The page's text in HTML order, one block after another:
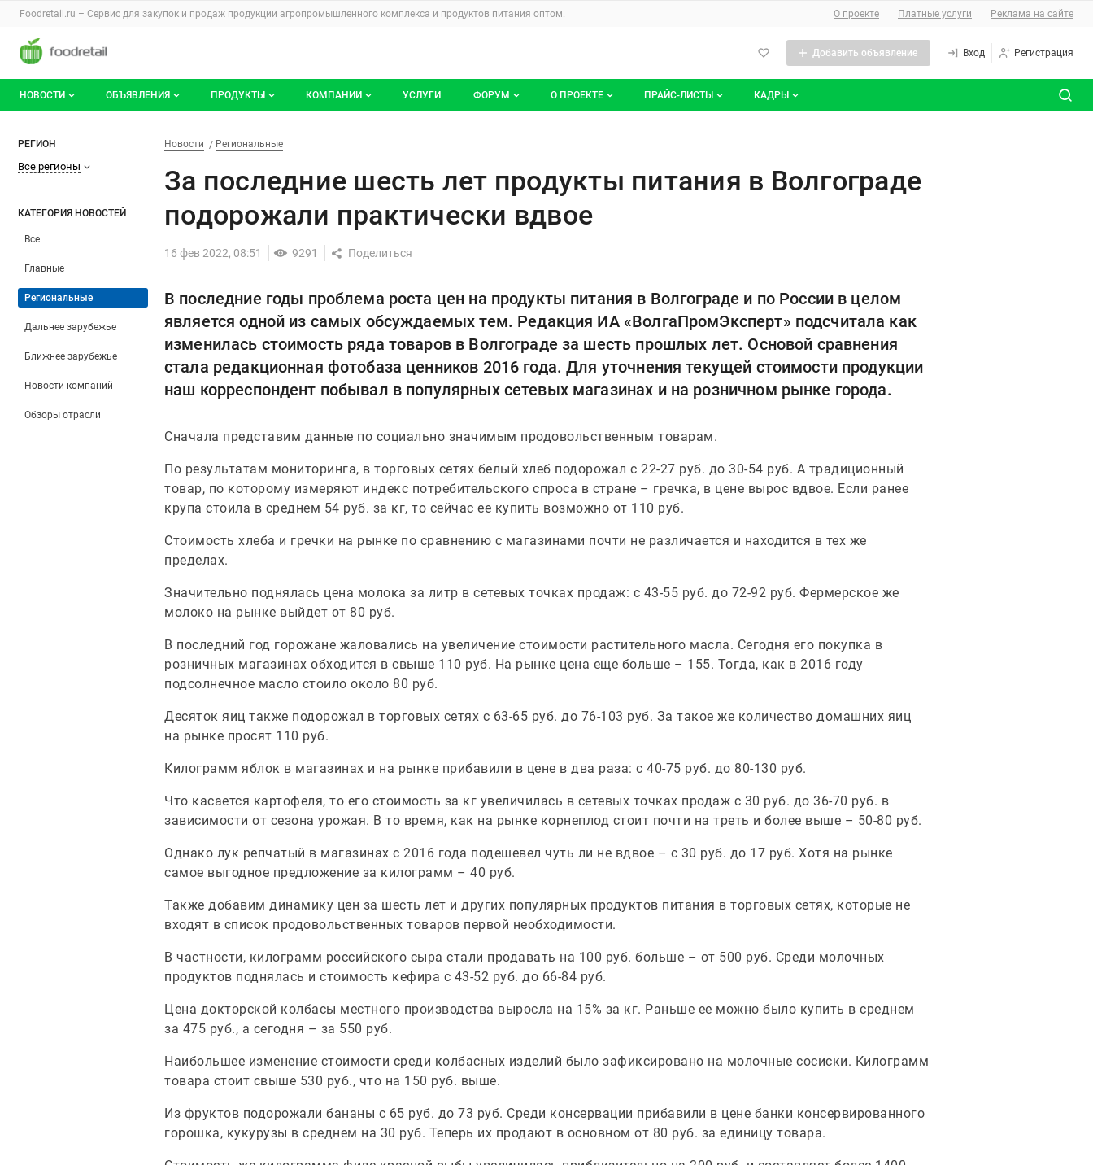
Раздел навигации по сайту foodretail.ru
Foodretail.ru – Сервис для закупок и продаж продукции агропромышленного комплекса и продуктов питания оптом. О сайте
О проекте Платные услуги Реклама на сайте
Авторизация и меню пользователя
Добавить объявление Вход Регистрация
Навигация по разделам сайта foodretail.ru
НОВОСТИ
Документы
ОБЪЯВЛЕНИЯ ПРОДУКТЫ КОМПАНИИ УСЛУГИ ФОРУМ
С моим участием
О ПРОЕКТЕ
О проекте
Реклама на сайте
ПРАЙС-ЛИСТЫ КАДРЫ
За последние шесть лет продукты питания в Волгограде подорожали практически вдвое
Фильтры
РЕГИОН
Все регионы
КАТЕГОРИЯ НОВОСТЕЙ
Все
Главные
Региональные
Дальнее зарубежье
Ближнее зарубежье
Новости компаний
Обзоры отрасли
Новости
Разделы
Новости Региональные
За последние шесть лет продукты питания в Волгограде
подорожали практически вдвое
16 фев 2022, 08:51 9291
В последние годы проблема роста цен на продукты питания в Волгограде и по России в целом
является одной из самых обсуждаемых тем. Редакция ИА «ВолгаПромЭксперт» подсчитала как
изменилась стоимость ряда товаров в Волгограде за шесть прошлых лет. Основой сравнения
стала редакционная фотобаза ценников 2016 года. Для уточнения текущей стоимости продукции
наш корреспондент побывал в популярных сетевых магазинах и на розничном рынке города.
Сначала представим данные по социально значимым продовольственным товарам.
По результатам мониторинга, в торговых сетях белый хлеб подорожал с 22-27 руб. до 30-54 руб. А традиционный
товар, по которому измеряют индекс потребительского спроса в стране – гречка, в цене вырос вдвое. Если ранее
крупа стоила в среднем 54 руб. за кг, то сейчас ее купить возможно от 110 руб.
Стоимость хлеба и гречки на рынке по сравнению с магазинами почти не различается и находится в тех же
пределах.
Значительно поднялась цена молока за литр в сетевых точках продаж: с 43-55 руб. до 72-92 руб. Фермерское же
молоко на рынке выйдет от 80 руб.
В последний год горожане жаловались на увеличение стоимости растительного масла. Сегодня его покупка в
розничных магазинах обходится в свыше 110 руб. На рынке цена еще больше – 155. Тогда, как в 2016 году
подсолнечное масло стоило около 80 руб.
Десяток яиц также подорожал в торговых сетях с 63-65 руб. до 76-103 руб. За такое же количество домашних яиц
на рынке просят 110 руб.
Килограмм яблок в магазинах и на рынке прибавили в цене в два раза: с 40-75 руб. до 80-130 руб.
Что касается картофеля, то его стоимость за кг увеличилась в сетевых точках продаж с 30 руб. до 36-70 руб. в
зависимости от сезона урожая. В то время, как на рынке корнеплод стоит почти на треть и более выше – 50-80 руб.
Однако лук репчатый в магазинах с 2016 года подешевел чуть ли не вдвое – с 30 руб. до 17 руб. Хотя на рынке
самое выгодное предложение за килограмм – 40 руб.
Также добавим динамику цен за шесть лет и других популярных продуктов питания в торговых сетях, которые не
входят в список продовольственных товаров первой необходимости.
В частности, килограмм российского сыра стали продавать на 100 руб. больше – от 500 руб. Среди молочных
продуктов поднялась и стоимость кефира с 43-52 руб. до 66-84 руб.
Цена докторской колбасы местного производства выросла на 15% за кг. Раньше ее можно было купить в среднем
за 475 руб., а сегодня – за 550 руб.
Наибольшее изменение стоимости среди колбасных изделий было зафиксировано на молочные сосиски. Килограмм
товара стоит свыше 530 руб., что на 150 руб. выше.
Из фруктов подорожали бананы с 65 руб. до 73 руб. Среди консервации прибавили в цене банки консервированного
горошка, кукурузы в среднем на 30 руб. Теперь их продают в основном от 80 руб. за единицу товара.